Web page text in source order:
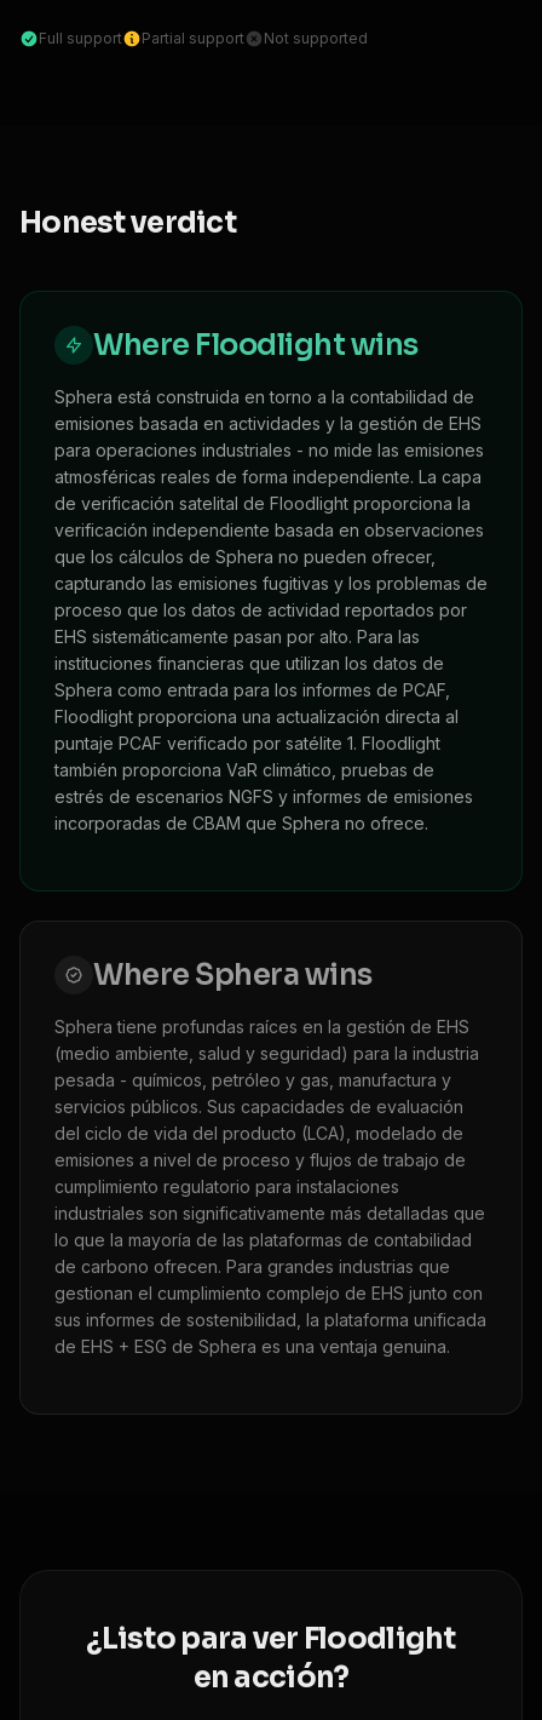
Full support Partial support Not supported
Honest verdict
Where Floodlight wins
Sphera está construida en torno a la contabilidad de
emisiones basada en actividades y la gestión de EHS
para operaciones industriales - no mide las emisiones
atmosféricas reales de forma independiente. La capa
de verificación satelital de Floodlight proporciona la
verificación independiente basada en observaciones
que los cálculos de Sphera no pueden ofrecer,
capturando las emisiones fugitivas y los problemas de
proceso que los datos de actividad reportados por
EHS sistemáticamente pasan por alto. Para las
instituciones financieras que utilizan los datos de
Sphera como entrada para los informes de PCAF,
Floodlight proporciona una actualización directa al
puntaje PCAF verificado por satélite 1. Floodlight
también proporciona VaR climático, pruebas de
estrés de escenarios NGFS y informes de emisiones
incorporadas de CBAM que Sphera no ofrece.
Where Spherawins
Sphera tiene profundas raíces en la gestión de EHS
(medio ambiente, salud y seguridad) para la industria
pesada - químicos, petróleo y gas, manufactura y
servicios públicos. Sus capacidades de evaluación
del ciclo de vida del producto (LCA), modelado de
emisiones a nivel de proceso y flujos de trabajo de
cumplimiento regulatorio para instalaciones
industriales son significativamente más detalladas que
lo que la mayoría de las plataformas de contabilidad
de carbono ofrecen. Para grandes industrias que
gestionan el cumplimiento complejo de EHS junto con
sus informes de sostenibilidad, la plataforma unificada
de EHS + ESG de Sphera es una ventaja genuina.
¿Listo para ver Floodlight
en acción?